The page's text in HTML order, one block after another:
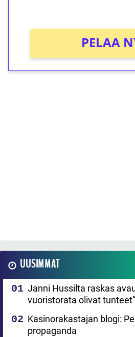
PELAA
UUSIMMAT
Janni Hussilta raskas
vuoristorata olivat tunteet”
Kasinorakastajan blogi:
propaganda